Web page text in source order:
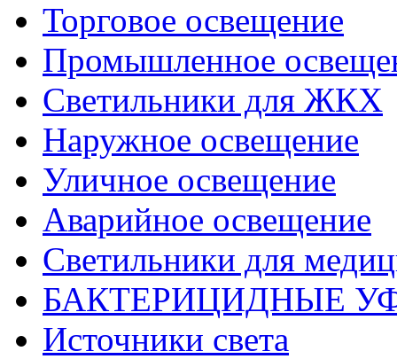
Торговое освещение
Промышленное
Светильники для ЖКХ
Наружное освещение
Уличное освещение
Аварийное освещение
Светильники для
БАКТЕРИЦИДНЫЕ
Источники света